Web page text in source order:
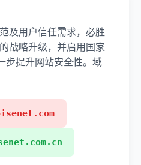
及用户信任需求，必胜
战略升级，并启用国家
步提升网站安全性。域